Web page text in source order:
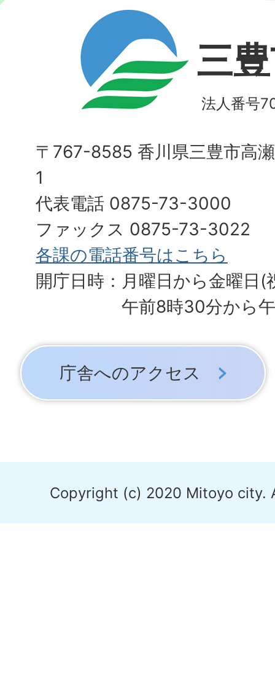
三
法人番号
〒767-8585 香川県三豊市高
1
代表電話 0875-73-3000
ファックス 0875-73-3022
各課の電話番号はこちら
開庁日時：月曜日から金曜日(
午前8時30分から
庁舎へのアクセス
Copyright (c) 2020 Mitoyo city.